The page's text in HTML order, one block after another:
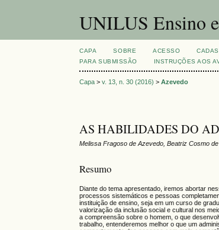
UNILUS Ensino
CAPA SOBRE ACESSO
PARA SUBMISSÃO
INSTRUÇÕES AOS
Capa >v. 13, n. 30 (2016) >Azevedo
AS HABILIDADES DO
Melissa Fragoso de Azevedo, Beatriz Cosmo
Resumo
Diante do tema apresentado, iremos abortar
processos sistemáticos e pessoas
instituição de ensino, seja em um curso de
valorização da inclusão social e cultural nos
a compreensão sobre o homem, o que
trabalho, entenderemos melhor o que um